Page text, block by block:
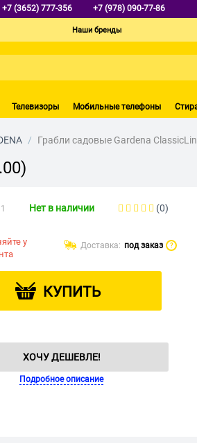
+7 (3652) 777-356 +7 (978) 090-77-86
Наши бренды
Телевизоры Мобильные телефоны
/ Грабли садовые Gardena
Нет в наличии (0)
у
Доставка: под заказ ?
КУПИТЬ
ХОЧУ ДЕШЕВЛЕ!
Подробное описание